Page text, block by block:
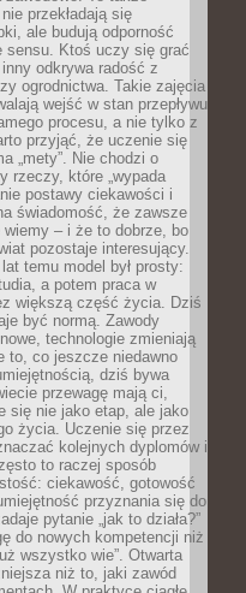
przekładają się
ale budują odporność
sensu. Ktoś uczy się grać
odkrywa radość z
ogrodnictwa. Takie zajęcia
wejść w stan przepływu
procesu, a nie tylko z
przyjąć, że uczenie się
„mety”. Nie chodzi o
rzeczy, które „wypada
postawy ciekawości i
świadomość, że zawsze
– i że to dobrze, bo
pozostaje interesujący.
temu model był prosty:
a potem praca w
większą część życia. Dziś
być normą. Zawody
technologie zmieniają
to, co jeszcze niedawno
dziś bywa
przewagę mają ci,
się nie jako etap, ale jako
życia. Uczenie się przez
kolejnych dyplomów i
to raczej sposób
ciekawość, gotowość
przyznania się do
pytanie „jak to działa?”
do nowych kompetencji niż
wszystko wie”. Otwarta
niż to, jaki zawód